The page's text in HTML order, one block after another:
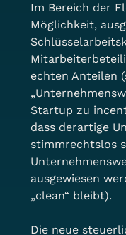
Im Bereich der
Möglichkeit,
echten Anteilen
Startup zu
dass derartige
stimmrechtslos
ausgewiesen
„clean“ bleibt).
Die neue